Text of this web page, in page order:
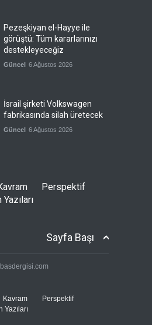
Pezeşkiyan el-Hayye ile
görüştü: Tüm kararlarınızı
destekleyeceğiz
Güncel 6 Ağustos 2026
İsrail şirketi Volkswagen
fabrikasında silah üretecek
Güncel 6 Ağustos 2026
Pentagon'un Güney Kore'de
gerçek mühimmatla
tatbikatı
başına saldırmaktan söz etti
Perspektif
Sayfa Başı
Kavram
Perspektif
Yazıları